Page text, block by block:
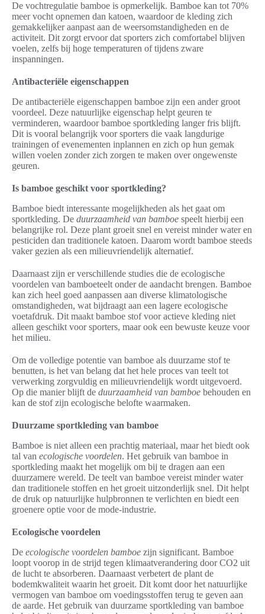
De vochtregulatie bamboe is opmerkelijk. Bamboe kan tot 70%
meer vocht opnemen dan katoen, waardoor de kleding zich
gemakkelijker aanpast aan de weersomstandigheden en de
activiteit. Dit zorgt ervoor dat sporters zich comfortabel blijven
voelen, zelfs bij hoge temperaturen of tijdens zware
inspanningen.
Antibacteriële eigenschappen
De antibacteriële eigenschappen bamboe zijn een ander groot
voordeel. Deze natuurlijke eigenschap helpt geuren te
verminderen, waardoor bamboe sportkleding langer fris blijft.
Dit is vooral belangrijk voor sporters die vaak langdurige
trainingen of evenementen inplannen en zich op hun gemak
willen voelen zonder zich zorgen te maken over ongewenste
geuren.
Is bamboe geschikt voor sportkleding?
Bamboe biedt interessante mogelijkheden als het gaat om
sportkleding. De duurzaamheid van bamboe speelt hierbij een
belangrijke rol. Deze plant groeit snel en vereist minder water en
pesticiden dan traditionele katoen. Daarom wordt bamboe steeds
vaker gezien als een milieuvriendelijk alternatief.
Daarnaast zijn er verschillende studies die de ecologische
voordelen van bamboeteelt onder de aandacht brengen. Bamboe
kan zich heel goed aanpassen aan diverse klimatologische
omstandigheden, wat bijdraagt aan een lagere ecologische
voetafdruk. Dit maakt bamboe stof voor actieve kleding niet
alleen geschikt voor sporters, maar ook een bewuste keuze voor
het milieu.
Om de volledige potentie van bamboe als duurzame stof te
benutten, is het van belang dat het hele proces van teelt tot
verwerking zorgvuldig en milieuvriendelijk wordt uitgevoerd.
Op die manier blijft de duurzaamheid van bamboe behouden en
kan de stof zijn ecologische belofte waarmaken.
Duurzame sportkleding van bamboe
Bamboe is niet alleen een prachtig materiaal, maar het biedt ook
tal van ecologische voordelen. Het gebruik van bamboe in
sportkleding maakt het mogelijk om bij te dragen aan een
duurzamere wereld. De teelt van bamboe vereist minder water
dan traditionele stoffen en het groeit uitzonderlijk snel. Dit helpt
de druk op natuurlijke hulpbronnen te verlichten en biedt een
groenere optie voor de mode-industrie.
Ecologische voordelen
De ecologische voordelen bamboe zijn significant. Bamboe
loopt voorop in de strijd tegen klimaatverandering door CO2 uit
de lucht te absorberen. Daarnaast verbetert de plant de
bodemkwaliteit waarin het groeit. Dit komt door het natuurlijke
vermogen van bamboe om voedingsstoffen terug te geven aan
de aarde. Het gebruik van duurzame sportkleding van bamboe